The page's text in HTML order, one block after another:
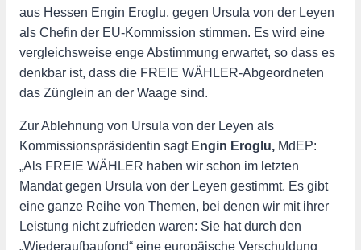
aus Hessen Engin Eroglu, gegen Ursula von der Leyen
als Chefin der EU-Kommission stimmen. Es wird eine
vergleichsweise enge Abstimmung erwartet, so dass es
denkbar ist, dass die FREIE WÄHLER-Abgeordneten
das Zünglein an der Waage sind.
Zur Ablehnung von Ursula von der Leyen als
Kommissionspräsidentin sagt Engin Eroglu, MdEP:
„Als FREIE WÄHLER haben wir schon im letzten
Mandat gegen Ursula von der Leyen gestimmt. Es gibt
eine ganze Reihe von Themen, bei denen wir mit ihrer
Leistung nicht zufrieden waren: Sie hat durch den
„Wiederaufbaufond“ eine europäische Verschuldung